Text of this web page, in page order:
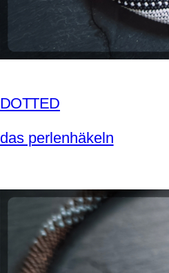
DOTTED
das perlenhäkeln